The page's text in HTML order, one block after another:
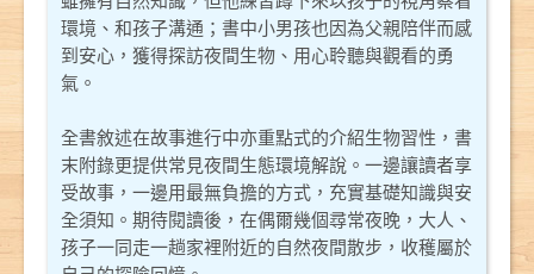
環境、和孩子溝通；書中小男孩也因為父親陪伴而感
到安心，獲得探訪夜間生物、用心聆聽與觀看的勇
氣。
全書敘述在故事進行中亦重點式的介紹生物習性，書
末附錄更提供常見夜間生態環境解說。一邊讓讀者享
受故事，一邊用最無負擔的方式，充實基礎知識與安
全須知。期待閱讀後，在偶爾幾個尋常夜晚，大人、
孩子一同走一趟家裡附近的自然夜間散步，收穫屬於